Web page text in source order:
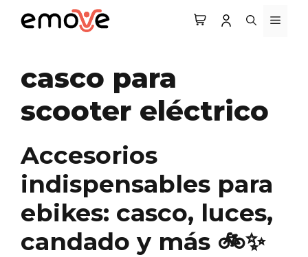
casco para
scooter eléctrico
Accesorios
indispensables para
ebikes: casco, luces,
candado y más 🚲✨